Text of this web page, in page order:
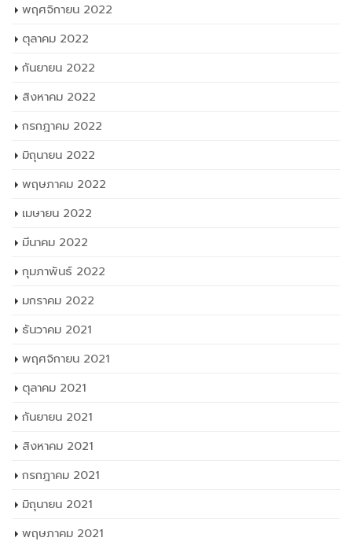
พฤศจิกายน 2022
ตุลาคม 2022
กันยายน 2022
สิงหาคม 2022
กรกฎาคม 2022
มิถุนายน 2022
พฤษภาคม 2022
เมษายน 2022
มีนาคม 2022
กุมภาพันธ์ 2022
มกราคม 2022
ธันวาคม 2021
พฤศจิกายน 2021
ตุลาคม 2021
กันยายน 2021
สิงหาคม 2021
กรกฎาคม 2021
มิถุนายน 2021
พฤษภาคม 2021